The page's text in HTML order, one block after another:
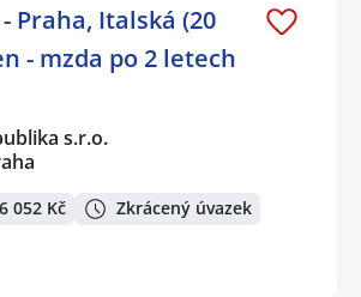
Praha, Italská (20
- mzda po 2 letech
s.r.o.
052 Kč Zkrácený úvazek